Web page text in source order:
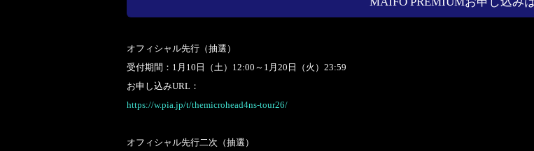
オフィシャル先行（抽選）
受付期間：1月10日（土）12:00～1月20日（火）23:59
お申し込みURL：
https://w.pia.jp/t/themicrohead4ns-tour26/
オフィシャル先行二次（抽選）